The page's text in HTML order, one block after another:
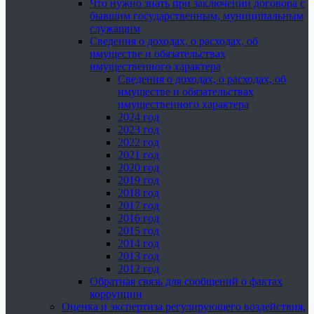
Что нужно знать при заключении договора с
бывшим государственным, муниципальным
служащим
Сведения о доходах, о расходах, об
имуществе и обязательствах
имущественного характера
Сведения о доходах, о расходах, об
имуществе и обязательствах
имущественного характера
2024 год
2023 год
2022 год
2021 год
2020 год
2019 год
2018 год
2017 год
2016 год
2015 год
2014 год
2013 год
2012 год
Обратная связь для сообщений о фактах
коррупции
Оценка и экспертиза регулирующего воздействия,